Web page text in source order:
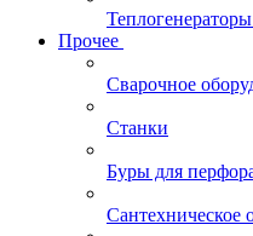
Прочее
Сварочное
Станки
Буры для
Сантехническое